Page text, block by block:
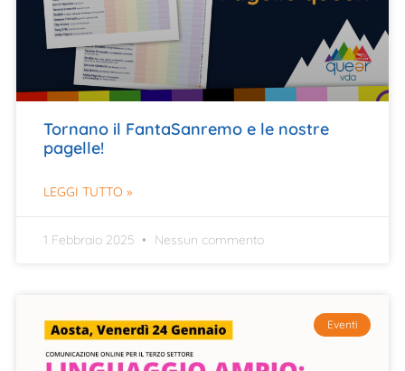
Tornano il FantaSanremo e le nostre
pagelle!
LEGGI TUTTO »
1 Febbraio 2025 Nessun commento
Eventi